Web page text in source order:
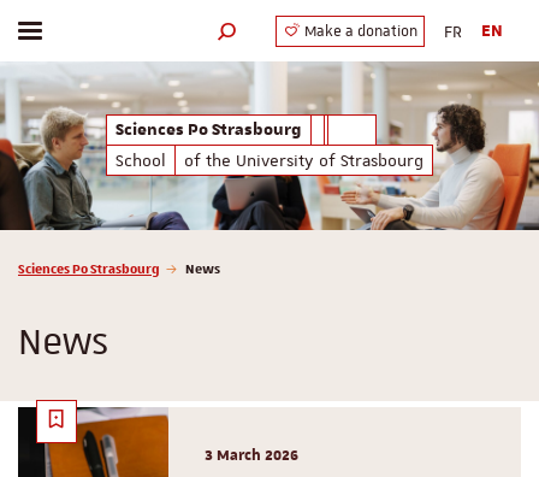
Sciences Po Strasbourg
School
of the University of Strasbourg
Toggle menu Search engine
Make a donation FR EN
Vous êtes ici :
Sciences Po Strasbourg News
News
3 March 2026